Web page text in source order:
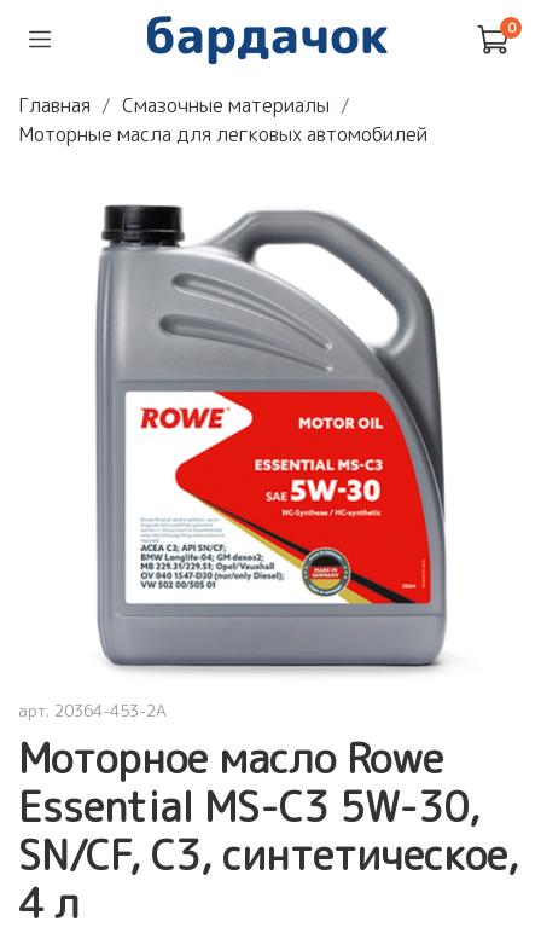
0
Главная
Смазочные материалы
Моторные масла для легковых автомобилей
арт. 20364-453-2A
Моторное масло Rowe
Essential MS-C3 5W-30,
SN/CF, C3, синтетическое,
4 л